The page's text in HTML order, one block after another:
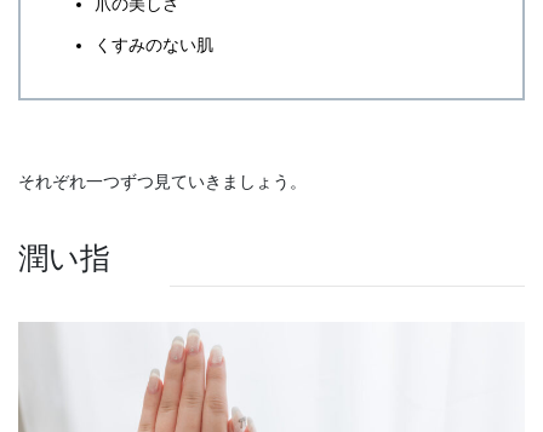
くすみのない肌
それぞれ一つずつ見ていきましょう。
潤い指